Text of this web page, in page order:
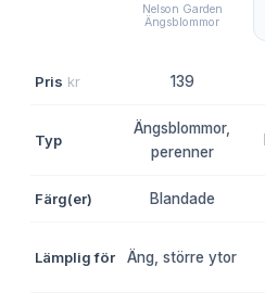
Nelson Garden
Ängsblommor
Pris kr 139
Typ
Ängsblommor,
perenner
Färg(er) Blandade
Lämplig för Äng, större ytor